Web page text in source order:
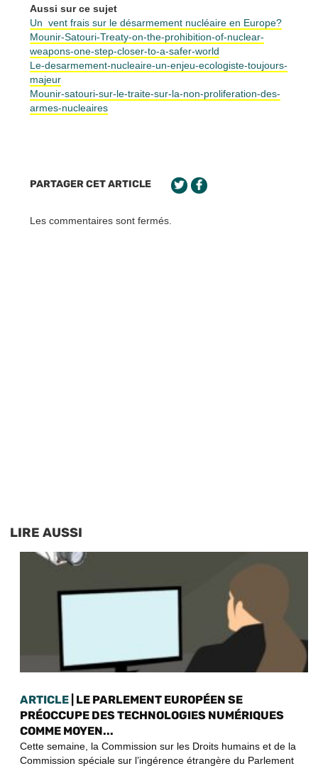
Aussi sur ce sujet
Un vent frais sur le désarmement nucléaire en Europe?
Mounir-Satouri-Treaty-on-the-prohibition-of-nuclear-
weapons-one-step-closer-to-a-safer-world
Le-desarmement-nucleaire-un-enjeu-ecologiste-toujours-
majeur
Mounir-satouri-sur-le-traite-sur-la-non-proliferation-des-
armes-nucleaires
PARTAGER CET ARTICLE
Les commentaires sont fermés.
LIRE AUSSI
ARTICLE | LE PARLEMENT EUROPÉEN SE
PRÉOCCUPE DES TECHNOLOGIES NUMÉRIQUES
COMME MOYEN...
Cette semaine, la Commission sur les Droits humains et de la
Commission spéciale sur l’ingérence étrangère du Parlement